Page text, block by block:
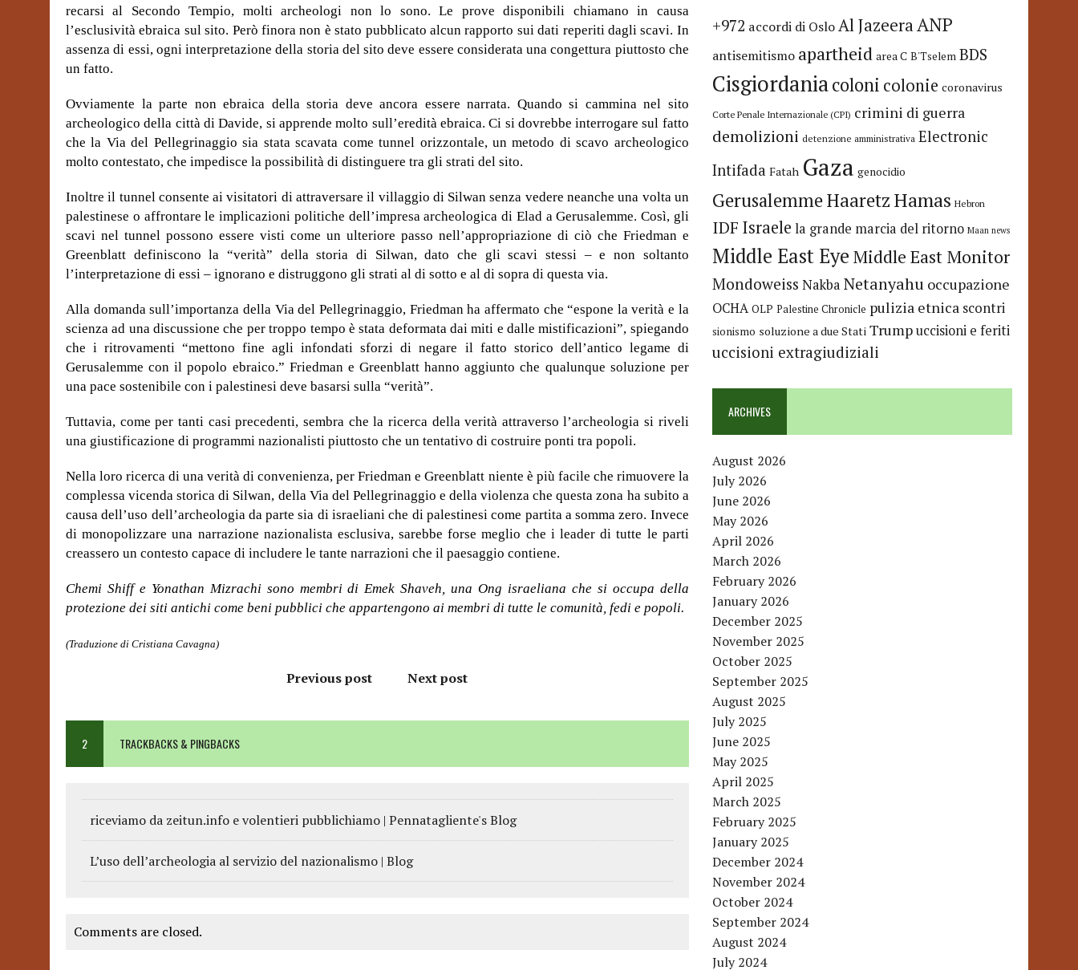
recarsi al Secondo Tempio, molti archeologi non lo sono. Le prove disponibili chiamano in causa
l’esclusività ebraica sul sito. Però finora non è stato pubblicato alcun rapporto sui dati reperiti dagli scavi. In
assenza di essi, ogni interpretazione della storia del sito deve essere considerata una congettura piuttosto che
un fatto.
Ovviamente la parte non ebraica della storia deve ancora essere narrata. Quando si cammina nel sito
archeologico della città di Davide, si apprende molto sull’eredità ebraica. Ci si dovrebbe interrogare sul fatto
che la Via del Pellegrinaggio sia stata scavata come tunnel orizzontale, un metodo di scavo archeologico
molto contestato, che impedisce la possibilità di distinguere tra gli strati del sito.
Inoltre il tunnel consente ai visitatori di attraversare il villaggio di Silwan senza vedere neanche una volta un
palestinese o affrontare le implicazioni politiche dell’impresa archeologica di Elad a Gerusalemme. Così, gli
scavi nel tunnel possono essere visti come un ulteriore passo nell’appropriazione di ciò che Friedman e
Greenblatt definiscono la “verità” della storia di Silwan, dato che gli scavi stessi – e non soltanto
l’interpretazione di essi – ignorano e distruggono gli strati al di sotto e al di sopra di questa via.
Alla domanda sull’importanza della Via del Pellegrinaggio, Friedman ha affermato che “espone la verità e la
scienza ad una discussione che per troppo tempo è stata deformata dai miti e dalle mistificazioni”, spiegando
che i ritrovamenti “mettono fine agli infondati sforzi di negare il fatto storico dell’antico legame di
Gerusalemme con il popolo ebraico.” Friedman e Greenblatt hanno aggiunto che qualunque soluzione per
una pace sostenibile con i palestinesi deve basarsi sulla “verità”.
Tuttavia, come per tanti casi precedenti, sembra che la ricerca della verità attraverso l’archeologia si riveli
una giustificazione di programmi nazionalisti piuttosto che un tentativo di costruire ponti tra popoli.
Nella loro ricerca di una verità di convenienza, per Friedman e Greenblatt niente è più facile che rimuovere la
complessa vicenda storica di Silwan, della Via del Pellegrinaggio e della violenza che questa zona ha subito a
causa dell’uso dell’archeologia da parte sia di israeliani che di palestinesi come partita a somma zero. Invece
di monopolizzare una narrazione nazionalista esclusiva, sarebbe forse meglio che i leader di tutte le parti
creassero un contesto capace di includere le tante narrazioni che il paesaggio contiene.
Chemi Shiff e Yonathan Mizrachi sono membri di Emek Shaveh, una Ong israeliana che si occupa della
protezione dei siti antichi come beni pubblici che appartengono ai membri di tutte le comunità, fedi e popoli.
(Traduzione di Cristiana Cavagna)
Previous post Next post
2 TRACKBACKS & PINGBACKS
riceviamo da zeitun.info e volentieri pubblichiamo | Pennatagliente's Blog
L’uso dell’archeologia al servizio del nazionalismo | Blog
Comments are closed.
+972 accordi di OsloAl JazeeraANP
antisemitismo apartheid area C B'Tselem BDS
Cisgiordaniacoloni colonie coronavirus
Corte Penale Internazionale (CPI) crimini di guerra
demolizioni detenzione amministrativa Electronic
Intifada Fatah Gaza genocidio
GerusalemmeHaaretzHamas Hebron
IDF Israele la grande marcia del ritorno Maan news
Middle East Eye Middle East Monitor
Mondoweiss Nakba Netanyahu occupazione
OCHA OLP Palestine Chronicle pulizia etnica scontri
sionismo soluzione a due Stati Trumpuccisioni e feriti
uccisioni extragiudiziali
ARCHIVES
August 2026
July 2026
June 2026
May 2026
April 2026
March 2026
February 2026
January 2026
December 2025
November 2025
October 2025
September 2025
August 2025
July 2025
June 2025
May 2025
April 2025
March 2025
February 2025
January 2025
December 2024
November 2024
October 2024
September 2024
August 2024
July 2024